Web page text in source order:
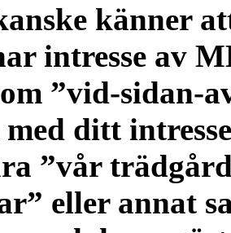
känner
intresse av
”vid-sidan-
ditt
”vår
eller annat